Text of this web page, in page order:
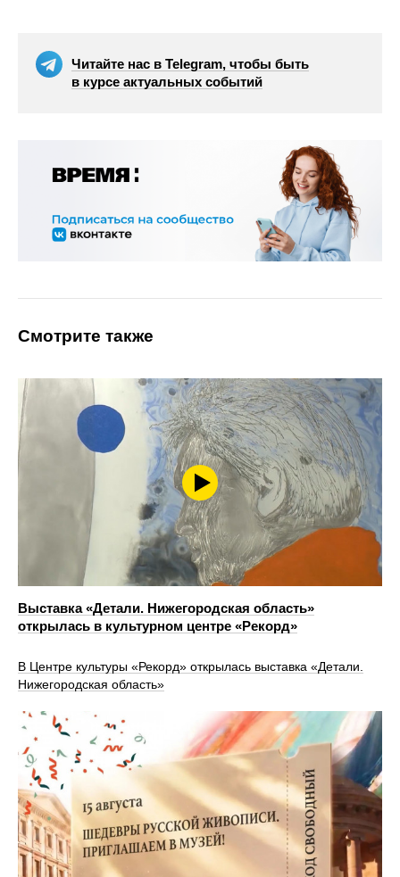
Читайте нас в Telegram, чтобы быть
в курсе актуальных событий
Смотрите также
Выставка «Детали. Нижегородская область»
открылась в культурном центре «Рекорд»
В Центре культуры «Рекорд» открылась выставка «Детали.
Нижегородская область»